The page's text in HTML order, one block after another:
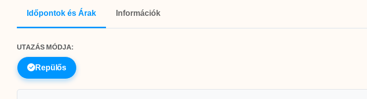
Időpontok és Árak Információk
UTAZÁS MÓDJA:
Repülős